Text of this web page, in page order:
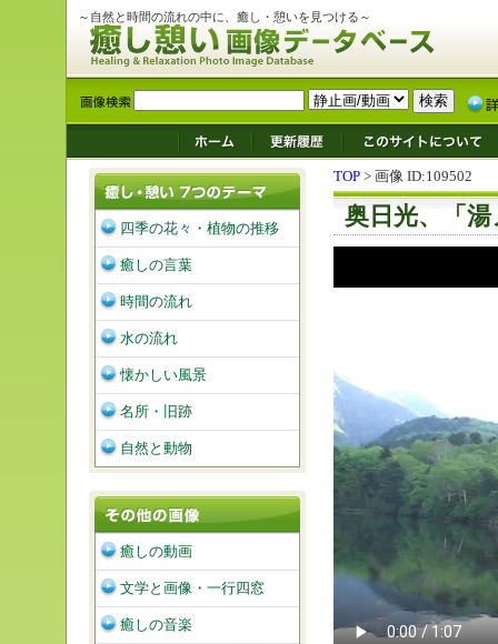
～自然と時間の流れの中に、癒し・憩いを見つける～
TOP > 画像 ID:109502
奥日光、「
四季の花々・植物の推移
癒しの言葉
時間の流れ
水の流れ
懐かしい風景
名所・旧跡
自然と動物
癒しの動画
文学と画像・一行四窓
癒しの音楽